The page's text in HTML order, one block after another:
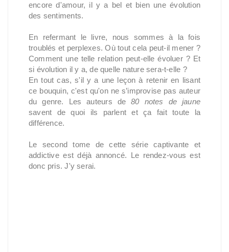
encore d'amour, il y a bel et bien une évolution
des sentiments.
En refermant le livre, nous sommes à la fois
troublés et perplexes. Où tout cela peut-il mener ?
Comment une telle relation peut-elle évoluer ? Et
si évolution il y a, de quelle nature sera-t-elle ?
En tout cas, s'il y a une leçon à retenir en lisant
ce bouquin, c'est qu'on ne s’improvise pas auteur
du genre. Les auteurs de80 notes de jaune
savent de quoi ils parlent et ça fait toute la
différence.
Le second tome de cette série captivante et
addictive est déjà annoncé. Le rendez-vous est
donc pris. J'y serai.